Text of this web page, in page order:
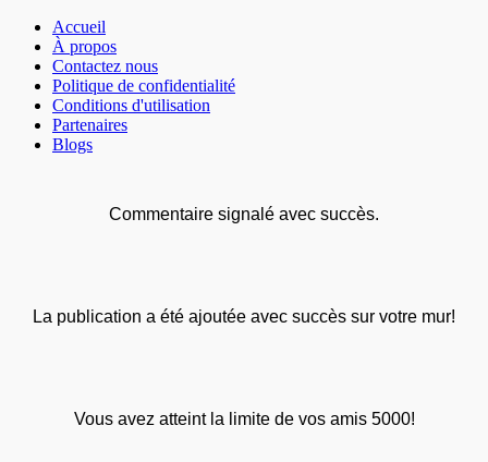
Accueil
À propos
Contactez nous
Politique de confidentialité
Conditions d'utilisation
Partenaires
Blogs
Commentaire signalé avec succès.
La publication a été ajoutée avec succès sur votre mur!
Vous avez atteint la limite de vos amis 5000!